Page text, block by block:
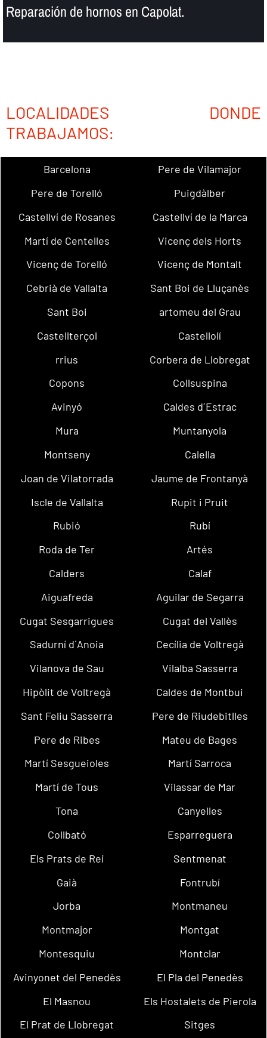
Reparación de hornos en Capolat.
LOCALIDADES DONDE
TRABAJAMOS:
Barcelona
Pere de Vilamajor
Pere de Torelló
Puigdàlber
Castellví de Rosanes
Castellví de la Marca
Martí de Centelles
Vicenç dels Horts
Vicenç de Torelló
Vicenç de Montalt
Cebrià de Vallalta
Sant Boi de Lluçanès
Sant Boi
artomeu del Grau
Castellterçol
Castellolí
rrius
Corbera de Llobregat
Copons
Collsuspina
Avinyó
Caldes d´Estrac
Mura
Muntanyola
Montseny
Calella
Joan de Vilatorrada
Jaume de Frontanyà
Iscle de Vallalta
Rupit i Pruit
Rubió
Rubí
Roda de Ter
Artés
Calders
Calaf
Aiguafreda
Aguilar de Segarra
Cugat Sesgarrigues
Cugat del Vallès
Sadurní d´Anoia
Cecília de Voltregà
Vilanova de Sau
Vilalba Sasserra
Hipòlit de Voltregà
Caldes de Montbui
Sant Feliu Sasserra
Pere de Riudebitlles
Pere de Ribes
Mateu de Bages
Martí Sesgueioles
Martí Sarroca
Martí de Tous
Vilassar de Mar
Tona
Canyelles
Collbató
Esparreguera
Els Prats de Rei
Sentmenat
Gaià
Fontrubí
Jorba
Montmaneu
Montmajor
Montgat
Montesquiu
Montclar
Avinyonet del Penedès
El Pla del Penedès
El Masnou
Els Hostalets de Pierola
El Prat de Llobregat
Sitges